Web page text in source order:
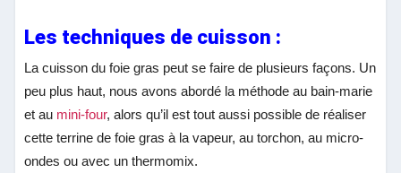
Les techniques de cuisson :
La cuisson du foie gras peut se faire de plusieurs façons. Un
peu plus haut, nous avons abordé la méthode au bain-marie
et au mini-four, alors qu’il est tout aussi possible de réaliser
cette terrine de foie gras à la vapeur, au torchon, au micro-
ondes ou avec un thermomix.